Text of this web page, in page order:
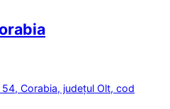
Corabia, județul Olt, cod